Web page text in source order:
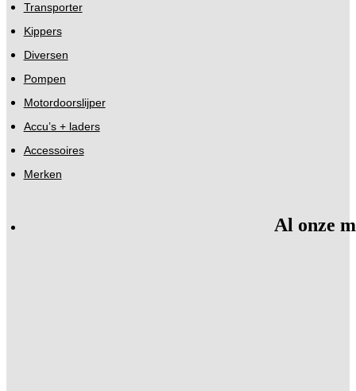
Transporter
Kippers
Diversen
Pompen
Motordoorslijper
Accu’s + laders
Accessoires
Merken
Al onze